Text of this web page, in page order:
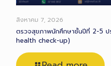
สิงหาคม 7, 2026
ตรวจสุขภาพนักศึกษาชั้นปีที่ 2-5 ป
health check-up)